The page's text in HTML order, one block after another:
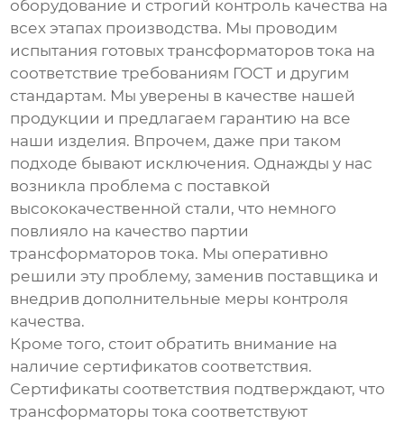
оборудование и строгий контроль качества на
всех этапах производства. Мы проводим
испытания готовых трансформаторов тока на
соответствие требованиям ГОСТ и другим
стандартам. Мы уверены в качестве нашей
продукции и предлагаем гарантию на все
наши изделия. Впрочем, даже при таком
подходе бывают исключения. Однажды у нас
возникла проблема с поставкой
высококачественной стали, что немного
повлияло на качество партии
трансформаторов тока. Мы оперативно
решили эту проблему, заменив поставщика и
внедрив дополнительные меры контроля
качества.
Кроме того, стоит обратить внимание на
наличие сертификатов соответствия.
Сертификаты соответствия подтверждают, что
трансформаторы тока соответствуют